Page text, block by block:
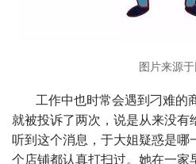
图片来源
工作中也时常会遇到刁难的
就被投诉了两次，说是从来没有
听到这个消息，于大姐疑惑是哪
个店铺都认真打扫过。她在一家